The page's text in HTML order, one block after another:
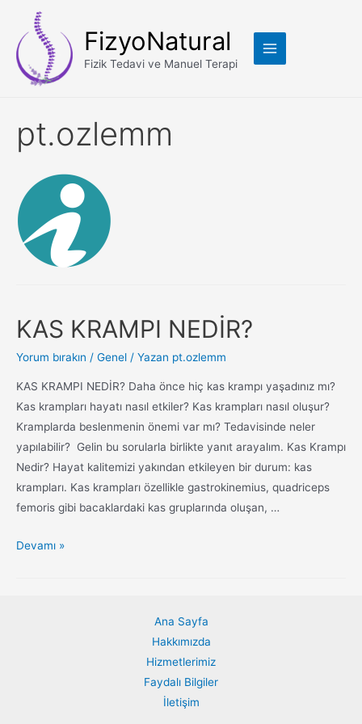
FizyoNatural
Fizik Tedavi ve Manuel Terapi
pt.ozlemm
KAS KRAMPI NEDİR?
Yorum bırakın / Genel / Yazan pt.ozlemm
KAS KRAMPI NEDİR? Daha önce hiç kas krampı yaşadınız mı?
Kas krampları hayatı nasıl etkiler? Kas krampları nasıl oluşur?
Kramplarda beslenmenin önemi var mı? Tedavisinde neler
yapılabilir? Gelin bu sorularla birlikte yanıt arayalım. Kas Krampı
Nedir? Hayat kalitemizi yakından etkileyen bir durum: kas
krampları. Kas krampları özellikle gastrokinemius, quadriceps
femoris gibi bacaklardaki kas gruplarında oluşan, …
Devamı »
Ana Sayfa
Hakkımızda
Hizmetlerimiz
Faydalı Bilgiler
İletişim